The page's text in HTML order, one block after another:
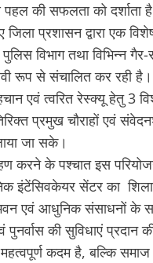
की सफलता को दर्शाता
जिला प्रशासन द्वारा एक
पुलिस विभाग तथा विभिन्न
रूप से संचालित कर रही है।
एवं त्वरित रेस्क्यू हेतु
प्रमुख चौराहों एवं
जा सके।
करने के पश्चात इस
इंटेंसिवकेयर सेंटर का
एवं आधुनिक संसाधनों के
पुनर्वास की सुविधाएं
कदम है, बल्कि